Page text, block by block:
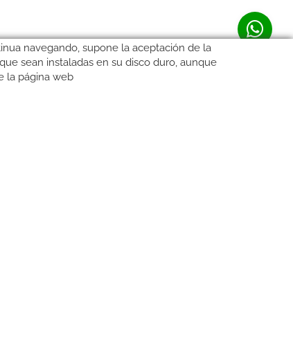
navegando, supone la aceptación de la
sean instaladas en su disco duro, aunque
la página web